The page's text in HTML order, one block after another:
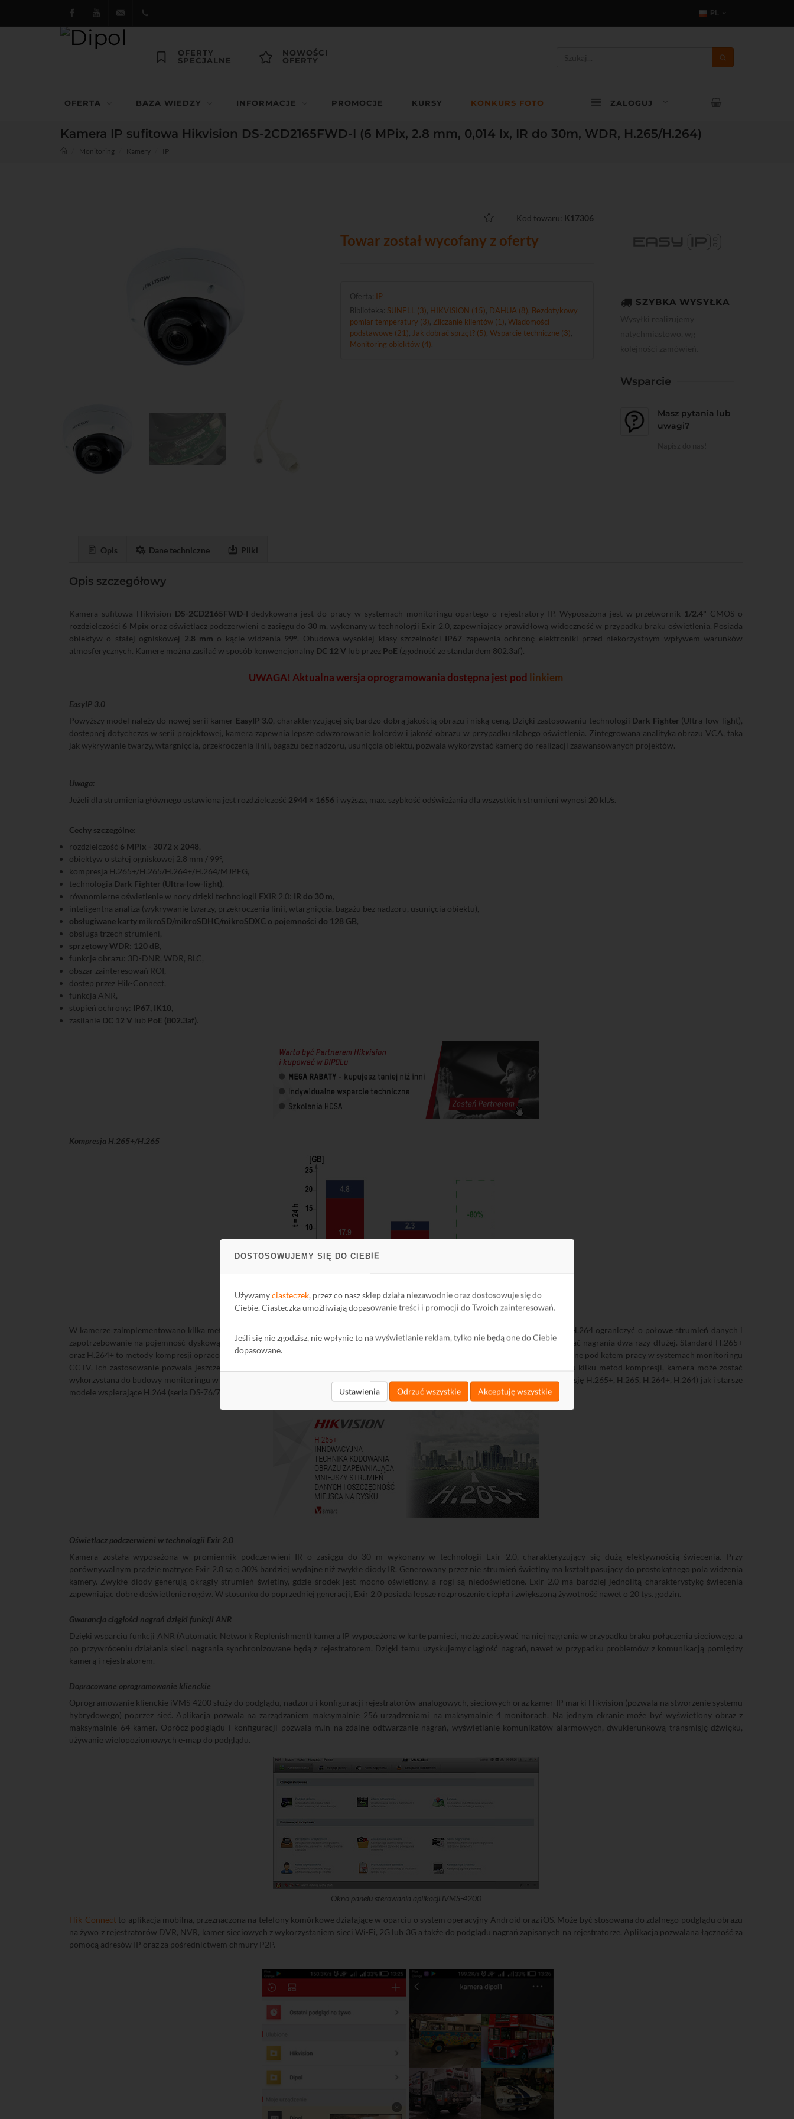
DOSTOSOWUJEMY SIĘ DO CIEBIE
Używamyciasteczek, przez co nasz sklep działa niezawodnie oraz dostosowuje się do
Ciebie. Ciasteczka umożliwiają dopasowanie treści i promocji do Twoich zainteresowań.
Jeśli się nie zgodzisz, nie wpłynie to na wyświetlanie reklam, tylko nie będą one do Ciebie
dopasowane.
Ustawienia Odrzuć wszystkie Akceptuję wszystkie
FacebookYoutubedipol@dipol.com.pl
PL
OFERTY
SPECJALNE
NOWOŚCI
OFERTY
OFERTA BAZA WIEDZY INFORMACJE PROMOCJE KURSY KONKURS FOTO ZALOGUJ
Kamera IP sufitowa Hikvision DS-2CD2165FWD-I (6 MPix, 2.8 mm, 0,014 lx, IR do 30m, WDR, H.265/H.264)
Monitoring Kamery IP
Kod towaru: K17306
Towar został wycofany z oferty
Oferta: IP
Biblioteka: SUNELL (3) HIKVISION (15) DAHUA (8) Bezdotykowy
pomiar temperatury (3) Zliczanie klientów (1) ,Wiadomości
podstawowe (21)
Jak dobrać sprzęt? (5) ,Wsparcie techniczne (3)
Monitoring obiektów (4)
SZYBKA WYSYŁKA
Wsparcie
Masz pytania lub
uwagi?
Opis Dane techniczne Pliki
Opis szczegółowy
Kamera sufitowa Hikvision DS-2CD2165FWD-I dedykowana jest do pracy w systemach monitoringu opartego o rejestratory IP. Wyposażona jest w przetwornik 1/2.4" CMOS o
rozdzielczości 6 Mpix oraz oświetlacz podczerwieni o zasięgu do 30 m, wykonany w technologii Exir 2.0, zapewniający prawidłową widoczność w przypadku braku oświetlenia. Posiada
obiektyw o stałej ogniskowej 2.8 mm o kącie widzenia 99°. Obudowa wysokiej klasy szczelności IP67 zapewnia ochronę elektroniki przed niekorzystnym wpływem warunków
atmosferycznych. Kamerę można zasilać w sposób konwencjonalny DC 12 V lub przez PoE (zgodność ze standardem 802.3af).
UWAGA! Aktualna wersja oprogramowania dostępna jest pod linkiem
EasyIP 3.0
Powyższy model należy do nowej serii kamer EasyIP 3.0, charakteryzującej się bardzo dobrą jakością obrazu i niską ceną. Dzięki zastosowaniu technologii Dark Fighter (Ultra-low-light),
dostępnej dotychczas w serii projektowej, kamera zapewnia lepsze odwzorowanie kolorów i jakość obrazu w przypadku słabego oświetlenia. Zintegrowana analityka obrazu VCA, taka
jak wykrywanie twarzy, wtargnięcia, przekroczenia linii, bagażu bez nadzoru, usunięcia obiektu, pozwala wykorzystać kamerę do realizacji zaawansowanych projektów.
Uwaga:
Jeżeli dla strumienia głównego ustawiona jest rozdzielczość 2944 × 1656 i wyższa, max. szybkość odświeżania dla wszystkich strumieni wynosi 20 kl./s.
Cechy szczególne:
rozdzielczość 6 MPix - 3072 x 2048,
obiektyw o stałej ogniskowej 2.8 mm / 99°,
kompresja H.265+/H.265/H.264+/H.264/MJPEG,
technologia Dark Fighter (Ultra-low-light),
równomierne oświetlenie w nocy dzięki technologii EXIR 2.0: IR do 30 m,
inteligentna analiza (wykrywanie twarzy, przekroczenia linii, wtargnięcia, bagażu bez nadzoru, usunięcia obiektu),
obsługiwane karty mikroSD/mikroSDHC/mikroSDXC o pojemności do 128 GB,
obsługa trzech strumieni,
sprzętowy WDR: 120 dB,
funkcje obrazu: 3D-DNR, WDR, BLC,
obszar zainteresowań ROI,
dostęp przez Hik-Connect,
funkcja ANR,
stopień ochrony: IP67, IK10,
zasilanie DC 12 V lub PoE (802.3af).
Kompresja H.265+/H.265
H.265+/H.265 - większa kompresja przy zachowaniu jakości obrazu z H.264.
W kamerze zaimplementowano kilka metod kompresji H.265+, H.265, H.264+, H.264, MJPEG. Standard H.265 pozwala w stosunku do H.264 ograniczyć o połowę strumień danych i
zapotrzebowanie na pojemność dyskową. Dzięki temu można zastosować dyski twarde o połowę mniejszej pojemności lub przechowywać nagrania dwa razy dłużej. Standard H.265+
oraz H.264+ to metody kompresji opracowane przez firmę Hikvision, bazujące na kompresjach H.265 i H.264, które zostały zoptymalizowane pod kątem pracy w systemach monitoringu
CCTV. Ich zastosowanie pozwala jeszcze bardziej zmniejszyć strumień danych w stosunku do H.265, H.264. Dzięki zaimplementowaniu kilku metod kompresji, kamera może zostać
wykorzystana do budowy monitoringu w oparciu o nowoczesne rejestratory z kompresją H.265 (seria DS-76/77/96NI-I/K wspiera kompresję H.265+, H.265, H.264+, H.264) jak i starsze
modele wspierające H.264 (seria DS-76/77NI-E wspiera kompresję H.264+, H.264) .
Oświetlacz podczerwieni w technologii Exir 2.0
Kamera została wyposażona w promiennik podczerwieni IR o zasięgu do 30 m wykonany w technologii Exir 2.0, charakteryzujący się dużą efektywnością świecenia. Przy
porównywalnym prądzie matryce Exir 2.0 są o 30% bardziej wydajne niż zwykłe diody IR. Generowany przez nie strumień świetlny ma kształt pasujący do prostokątnego pola widzenia
kamery. Zwykłe diody generują okrągły strumień świetlny, gdzie środek jest mocno oświetlony, a rogi są niedoświetlone. Exir 2.0 ma bardziej jednolitą charakterystykę świecenia
zapewniając dobre doświetlenie rogów. W stosunku do poprzedniej generacji, Exir 2.0 posiada lepsze rozproszenie ciepła i zwiększoną żywotność nawet o 20 tys. godzin.
Gwarancja ciągłości nagrań dzięki funkcji ANR
Dzięki wsparciu funkcji ANR (Automatic Network Replenishment) kamera IP wyposażona w kartę pamięci, może zapisywać na niej nagrania w przypadku braku połączenia sieciowego, a
po przywróceniu działania sieci, nagrania synchronizowane będą z rejestratorem. Dzięki temu uzyskujemy ciągłość nagrań, nawet w przypadku problemów z komunikacją pomiędzy
kamerą i rejestratorem.
Dopracowane oprogramowanie klienckie
Oprogramowanie klienckie iVMS 4200 służy do podglądu, nadzoru i konfiguracji rejestratorów analogowych, sieciowych oraz kamer IP marki Hikvision (pozwala na stworzenie systemu
hybrydowego) poprzez sieć. Aplikacja pozwala na zarządzaniem maksymalnie 256 urządzeniami na maksymalnie 4 monitorach. Na jednym ekranie może być wyświetlony obraz z
maksymalnie 64 kamer. Oprócz podglądu i konfiguracji pozwala m.in na zdalne odtwarzanie nagrań, wyświetlanie komunikatów alarmowych, dwukierunkową transmisję dźwięku,
używanie wielopoziomowych e-map do podglądu.
Okno panelu sterowania aplikacji iVMS-4200
Hik-Connect to aplikacja mobilna, przeznaczona na telefony komórkowe działające w oparciu o system operacyjny Android oraz iOS. Może być stosowana do zdalnego podglądu obrazu
na żywo z rejestratorów DVR, NVR, kamer sieciowych z wykorzystaniem sieci Wi-Fi, 2G lub 3G a także do podglądu nagrań zapisanych na rejestratorze. Aplikacja pozwalana łączność za
pomocą adresów IP oraz za pośrednictwem chmury P2P.